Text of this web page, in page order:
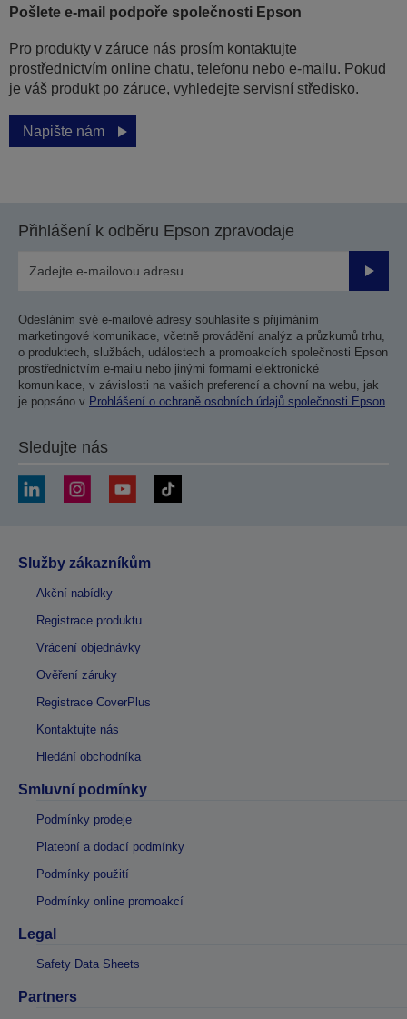
Pošlete e-mail podpoře společnosti Epson
Pro produkty v záruce nás prosím kontaktujte
prostřednictvím online chatu, telefonu nebo e-mailu. Pokud
je váš produkt po záruce, vyhledejte servisní středisko.
Napište nám
Přihlášení k odběru Epson zpravodaje
Odesláním své e-mailové adresy souhlasíte s přijímáním
marketingové komunikace, včetně provádění analýz a průzkumů trhu,
o produktech, službách, událostech a promoakcích společnosti Epson
prostřednictvím e-mailu nebo jinými formami elektronické
komunikace, v závislosti na vašich preferencí a chovní na webu, jak
je popsáno v Prohlášení o ochraně osobních údajů společnosti Epson
Sledujte nás
Služby zákazníkům
Akční nabídky
Registrace produktu
Vrácení objednávky
Ověření záruky
Registrace CoverPlus
Kontaktujte nás
Hledání obchodníka
Smluvní podmínky
Podmínky prodeje
Platební a dodací podmínky
Podmínky použití
Podmínky online promoakcí
Legal
Safety Data Sheets
Partners